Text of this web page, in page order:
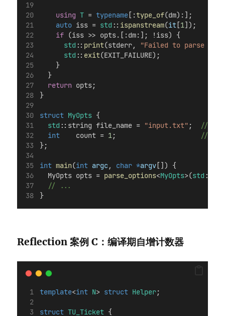
using T = typename [:type_of(dm):];
auto iss = std :: ispanstream(it [1]);
if (iss >> opts.[:dm:]; !iss) {
std :: print(stderr, "Failed to parse
std :: exit(EXIT_FAILURE);
    }
  }
return opts;
}
struct MyOpts {
std ::string file_name = "input.txt" ;
//
int
    count =
1;
//
};
int main(int argc, char *argv []) {
  MyOpts opts =
parse_options<MyOpts>(std ::
  // ...
}
Reflection 案例 C：编译期自增计数器
template<int N> struct Helper;
struct TU_Ticket {